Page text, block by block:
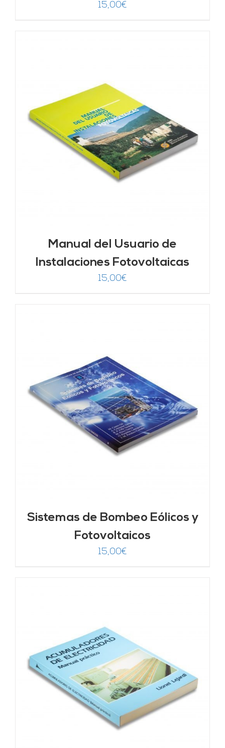
15,00€
Manual del Usuario de
Instalaciones Fotovoltaicas
15,00€
Sistemas de Bombeo Eólicos y
Fotovoltaicos
15,00€